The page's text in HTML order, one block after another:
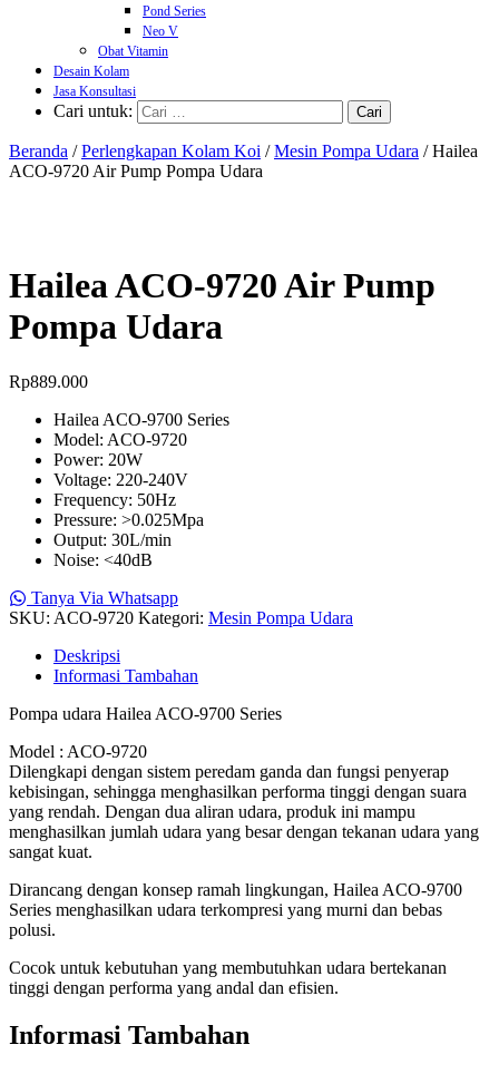
Pond Series
Neo V
Obat Vitamin
Desain Kolam
Jasa Konsultasi
Cari untuk:
Beranda /Perlengkapan Kolam Koi /Mesin Pompa Udara / Hailea
ACO-9720 Air Pump Pompa Udara
Hailea ACO-9720 Air Pump
Pompa Udara
Rp889.000
Hailea ACO-9700 Series
Model: ACO-9720
Power: 20W
Voltage: 220-240V
Frequency: 50Hz
Pressure: >0.025Mpa
Output: 30L/min
Noise: <40dB
Tanya Via Whatsapp
SKU: ACO-9720 Kategori: Mesin Pompa Udara
Deskripsi
Informasi Tambahan
Pompa udara Hailea ACO-9700 Series
Model : ACO-9720
Dilengkapi dengan sistem peredam ganda dan fungsi penyerap
kebisingan, sehingga menghasilkan performa tinggi dengan suara
yang rendah. Dengan dua aliran udara, produk ini mampu
menghasilkan jumlah udara yang besar dengan tekanan udara yang
sangat kuat.
Dirancang dengan konsep ramah lingkungan, Hailea ACO-9700
Series menghasilkan udara terkompresi yang murni dan bebas
polusi.
Cocok untuk kebutuhan yang membutuhkan udara bertekanan
tinggi dengan performa yang andal dan efisien.
Informasi Tambahan